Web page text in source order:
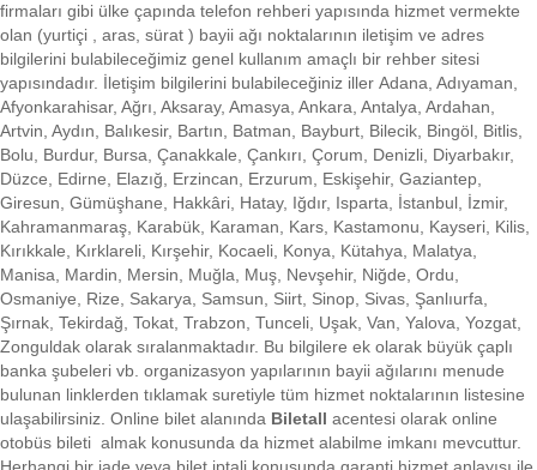
firmaları gibi ülke çapında telefon rehberi yapısında hizmet vermekte
olan (yurtiçi , aras, sürat ) bayii ağı noktalarının iletişim ve adres
bilgilerini bulabileceğimiz genel kullanım amaçlı bir rehber sitesi
yapısındadır. İletişim bilgilerini bulabileceğiniz iller Adana, Adıyaman,
Afyonkarahisar, Ağrı, Aksaray, Amasya, Ankara, Antalya, Ardahan,
Artvin, Aydın, Balıkesir, Bartın, Batman, Bayburt, Bilecik, Bingöl, Bitlis,
Bolu, Burdur, Bursa, Çanakkale, Çankırı, Çorum, Denizli, Diyarbakır,
Düzce, Edirne, Elazığ, Erzincan, Erzurum, Eskişehir, Gaziantep,
Giresun, Gümüşhane, Hakkâri, Hatay, Iğdır, Isparta, İstanbul, İzmir,
Kahramanmaraş, Karabük, Karaman, Kars, Kastamonu, Kayseri, Kilis,
Kırıkkale, Kırklareli, Kırşehir, Kocaeli, Konya, Kütahya, Malatya,
Manisa, Mardin, Mersin, Muğla, Muş, Nevşehir, Niğde, Ordu,
Osmaniye, Rize, Sakarya, Samsun, Siirt, Sinop, Sivas, Şanlıurfa,
Şırnak, Tekirdağ, Tokat, Trabzon, Tunceli, Uşak, Van, Yalova, Yozgat,
Zonguldak olarak sıralanmaktadır. Bu bilgilere ek olarak büyük çaplı
banka şubeleri vb. organizasyon yapılarının bayii ağılarını menude
bulunan linklerden tıklamak suretiyle tüm hizmet noktalarının listesine
ulaşabilirsiniz. Online bilet alanında Biletall acentesi olarak online
otobüs bileti almak konusunda da hizmet alabilme imkanı mevcuttur.